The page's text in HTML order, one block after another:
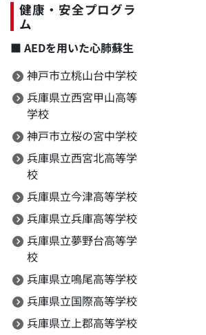
健康・安全プログラ
ム
■ AEDを用いた心肺蘇生
神戸市立桃山台中学校
兵庫県立西宮甲山高等
学校
神戸市立桜の宮中学校
兵庫県立西宮北高等学
校
兵庫県立今津高等学校
兵庫県立兵庫高等学校
兵庫県立夢野台高等学
校
兵庫県立鳴尾高等学校
兵庫県立国際高等学校
兵庫県立上郡高等学校